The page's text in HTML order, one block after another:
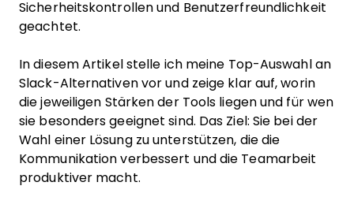
Sicherheitskontrollen und Benutzerfreundlichkeit
geachtet.
In diesem Artikel stelle ich meine Top-Auswahl an
Slack-Alternativen vor und zeige klar auf, worin
die jeweiligen Stärken der Tools liegen und für wen
sie besonders geeignet sind. Das Ziel: Sie bei der
Wahl einer Lösung zu unterstützen, die die
Kommunikation verbessert und die Teamarbeit
produktiver macht.